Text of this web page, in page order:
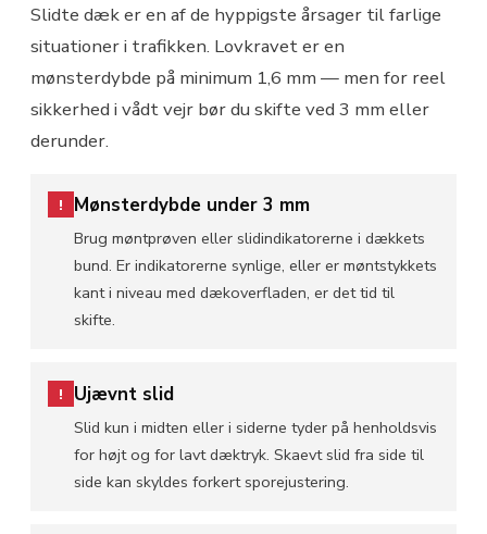
Slidte dæk er en af de hyppigste årsager til farlige
situationer i trafikken. Lovkravet er en
mønsterdybde på minimum 1,6 mm — men for reel
sikkerhed i vådt vejr bør du skifte ved 3 mm eller
derunder.
! Mønsterdybde under 3 mm
Brug møntprøven eller slidindikatorerne i dækkets
bund. Er indikatorerne synlige, eller er møntstykkets
kant i niveau med dækoverfladen, er det tid til
skifte.
! Ujævnt slid
Slid kun i midten eller i siderne tyder på henholdsvis
for højt og for lavt dæktryk. Skaevt slid fra side til
side kan skyldes forkert sporejustering.